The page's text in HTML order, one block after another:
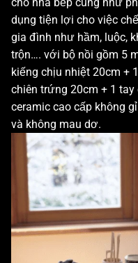
dụng tiện lợi cho việc
gia đình như hầm, luộc,
trộn…. với bộ nồi gồm 5
kiếng chịu nhiệt 20cm +
chiên trứng 20cm + 1
ceramic cao cấp không
và không mau dơ.